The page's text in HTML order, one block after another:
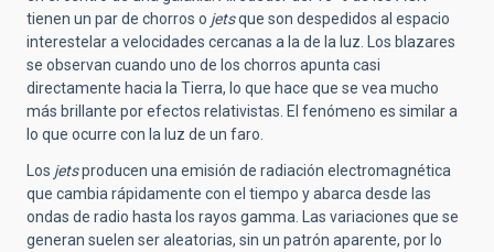
tienen un par de chorros o jetsque son despedidos al espacio
interestelar a velocidades cercanas a la de la luz. Los blazares
se observan cuando uno de los chorros apunta casi
directamente hacia la Tierra, lo que hace que se vea mucho
más brillante por efectos relativistas. El fenómeno es similar a
lo que ocurre con la luz de un faro.
Los jetsproducen una emisión de radiación electromagnética
que cambia rápidamente con el tiempo y abarca desde las
ondas de radio hasta los rayos gamma. Las variaciones que se
generan suelen ser aleatorias, sin un patrón aparente, por lo